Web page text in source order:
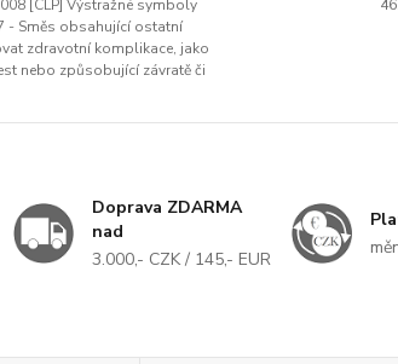
[CLP] Výstražné symboly
- Směs obsahující ostatní
zdravotní komplikace, jako
nebo způsobující závratě či
Doprava ZDARMA
nad
3.000,- CZK / 145,- EUR